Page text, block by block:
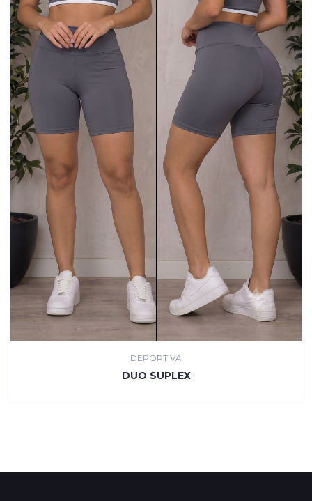
DEPORTIVA
DUO SUPLEX
VER PRODUCTO